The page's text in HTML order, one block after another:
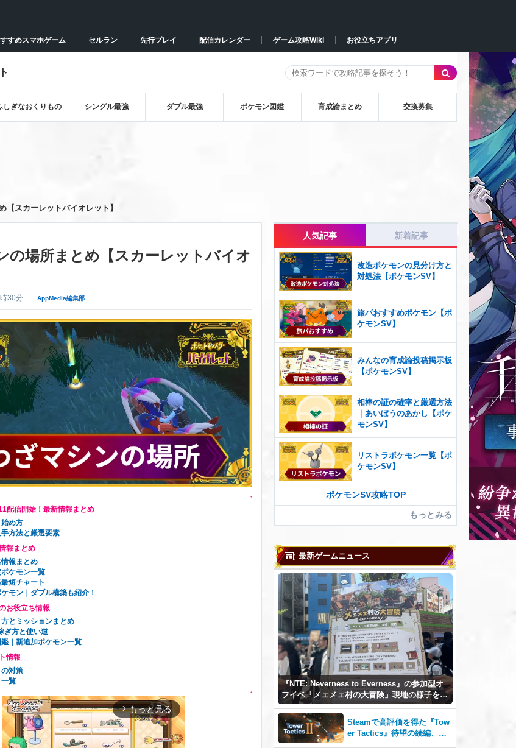
すめスマホゲーム セルラン 先行プレイ 配信カレンダー ゲーム攻略Wiki お役立ちアプリ
しぎなおくりもの シングル最強 ダブル最強 ポケモン図鑑 育成論まとめ 交換募集
【スカーレットバイオレット】
の場所まとめ【スカーレットバイオ
30分 AppMedia編集部
配信開始！最新情報まとめ
め方
方法と厳選要素
報まとめ
報まとめ
ケモン一覧
短チャート
モン｜ダブル構築も紹介！
お役立ち情報
とミッションまとめ
ぎ方と使い道
｜新追加ポケモン一覧
情報
対策
覧
arrow_forward_ios もっと見る
人気記事 新着記事
改造ポケモンの見分け方と
対処法【ポケモンSV】
旅パおすすめポケモン【ポ
ケモンSV】
みんなの育成論投稿掲示板
【ポケモンSV】
相棒の証の確率と厳選方法
｜あいぼうのあかし【ポケ
モンSV】
リストラポケモン一覧【ポ
ケモンSV】
ポケモンSV攻略TOP
もっとみる
最新ゲームニュース
『NTE: Neverness to Everness』の参加型オ
フイベ「メェメェ村の大冒険」現地の様子をレ
ポ！ミニゲームやコスプレイヤー撮影など盛り
だくさん！
Steamで高評価を得た『Tow
er Tactics』待望の続編、『T